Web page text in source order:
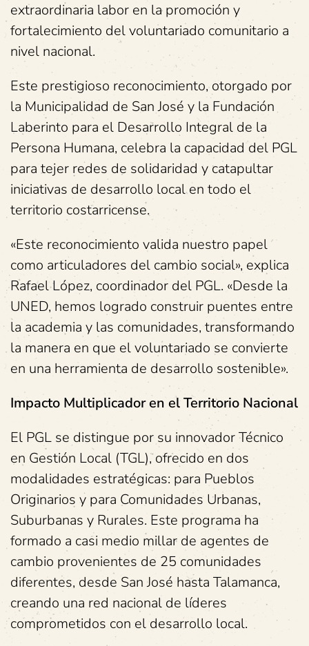
extraordinaria labor en la promoción y
fortalecimiento del voluntariado comunitario a
nivel nacional.
Este prestigioso reconocimiento, otorgado por
la Municipalidad de San José y la Fundación
Laberinto para el Desarrollo Integral de la
Persona Humana, celebra la capacidad del PGL
para tejer redes de solidaridad y catapultar
iniciativas de desarrollo local en todo el
territorio costarricense.
«Este reconocimiento valida nuestro papel
como articuladores del cambio social», explica
Rafael López, coordinador del PGL. «Desde la
UNED, hemos logrado construir puentes entre
la academia y las comunidades, transformando
la manera en que el voluntariado se convierte
en una herramienta de desarrollo sostenible».
Impacto Multiplicador en el Territorio Nacional
El PGL se distingue por su innovador Técnico
en Gestión Local (TGL), ofrecido en dos
modalidades estratégicas: para Pueblos
Originarios y para Comunidades Urbanas,
Suburbanas y Rurales. Este programa ha
formado a casi medio millar de agentes de
cambio provenientes de 25 comunidades
diferentes, desde San José hasta Talamanca,
creando una red nacional de líderes
comprometidos con el desarrollo local.